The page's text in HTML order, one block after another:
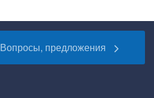
Вопросы, предложения